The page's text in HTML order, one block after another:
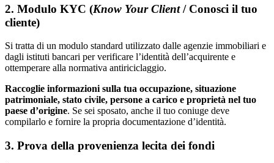
2. Modulo KYC (Know Your Client/ Conosci il tuo
cliente)
Si tratta di un modulo standard utilizzato dalle agenzie immobiliari e
dagli istituti bancari per verificare l’identità dell’acquirente e
ottemperare alla normativa antiriciclaggio.
Raccoglie informazioni sulla tua occupazione, situazione
patrimoniale, stato civile, persone a carico e proprietà nel tuo
paese d’origine. Se sei sposato, anche il tuo coniuge deve
compilarlo e fornire la propria documentazione d’identità.
3. Prova della provenienza lecita dei fondi